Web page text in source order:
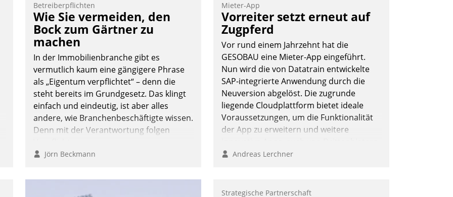
Betreiberpflichten
Wie Sie vermeiden, den
Bock zum Gärtner zu
machen
In der Immobilienbranche gibt es
vermutlich kaum eine gängigere Phrase
als „Eigentum verpflichtet“ – denn die
steht bereits im Grundgesetz. Das klingt
einfach und eindeutig, ist aber alles
andere, wie Branchenbeschäftigte wissen.
Denn mit der Verantwortung folgen
Jörn Beckmann
Mieter-App
Vorreiter setzt erneut auf
Zugpferd
Vor rund einem Jahrzehnt hat die
GESOBAU eine Mieter-App eingeführt.
Nun wird die von Datatrain entwickelte
SAP-integrierte Anwendung durch die
Neuversion abgelöst. Die zugrunde
liegende Cloudplattform bietet ideale
Voraussetzungen, um die Funktionalität
der App zu erweitern und weitere
in SAP zu integrieren.
Andreas Lerchner
Strategische Partnerschaft